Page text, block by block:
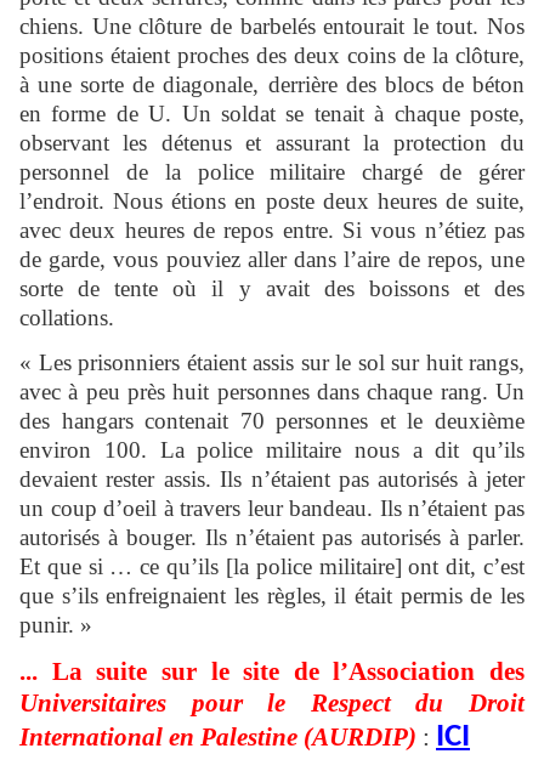
chiens. Une clôture de barbelés entourait le tout. Nos
positions étaient proches des deux coins de la clôture,
à une sorte de diagonale, derrière des blocs de béton
en forme de U. Un soldat se tenait à chaque poste,
observant les détenus et assurant la protection du
personnel de la police militaire chargé de gérer
l’endroit. Nous étions en poste deux heures de suite,
avec deux heures de repos entre. Si vous n’étiez pas
de garde, vous pouviez aller dans l’aire de repos, une
sorte de tente où il y avait des boissons et des
collations.
« Les prisonniers étaient assis sur le sol sur huit rangs,
avec à peu près huit personnes dans chaque rang. Un
des hangars contenait 70 personnes et le deuxième
environ 100. La police militaire nous a dit qu’ils
devaient rester assis. Ils n’étaient pas autorisés à jeter
un coup d’oeil à travers leur bandeau. Ils n’étaient pas
autorisés à bouger. Ils n’étaient pas autorisés à parler.
Et que si … ce qu’ils [la police militaire] ont dit, c’est
que s’ils enfreignaient les règles, il était permis de les
punir. »
... La suite sur le site de l’Association des
Universitaires pour le Respect du Droit
International en Palestine (AURDIP) : ICI